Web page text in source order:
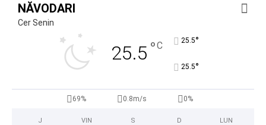
NĂVODARI
Cer Senin
25.5 °C 25.5°
25.5°
69% 0.8m/s 0%
J VIN S D LUN